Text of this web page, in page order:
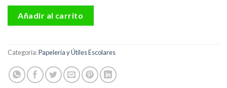
Añadir al carrito
Categoría:Papelería y Útiles Escolares